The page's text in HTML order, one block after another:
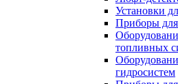
Установки
Приборы для
топливных
гидросистем